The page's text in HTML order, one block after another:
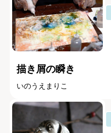
描き屑の瞬き
いのうえまりこ